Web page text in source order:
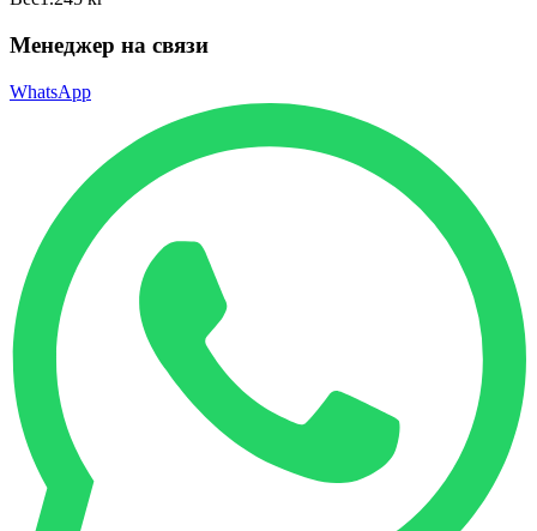
Менеджер на связи
WhatsApp